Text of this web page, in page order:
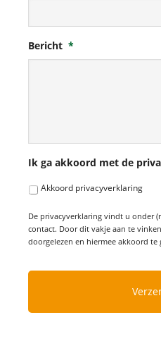
Bericht *
Ik ga akkoord met de
Akkoord privacyverklaring
De privacyverklaring vindt u onder
contact. Door dit vakje aan te
doorgelezen en hiermee akkoord te